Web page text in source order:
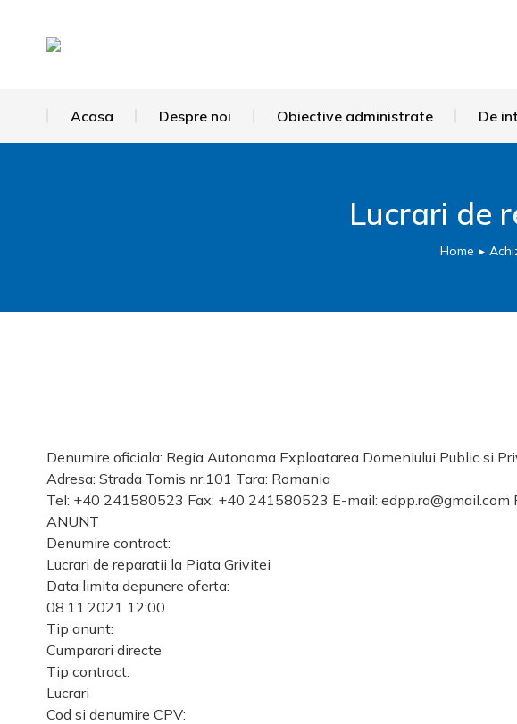
Acasa Despre noi Obiective administrate De
Lucrari de
Home
Denumire oficiala: Regia Autonoma Exploatarea Domeniului Public si
Adresa: Strada Tomis nr.101 Tara: Romania
Tel: +40 241580523 Fax: +40 241580523 E-mail: edpp.ra@gmail.com
ANUNT
Denumire contract:
Lucrari de reparatii la Piata Grivitei
Data limita depunere oferta:
08.11.2021 12:00
Tip anunt:
Cumparari directe
Tip contract:
Lucrari
Cod si denumire CPV: